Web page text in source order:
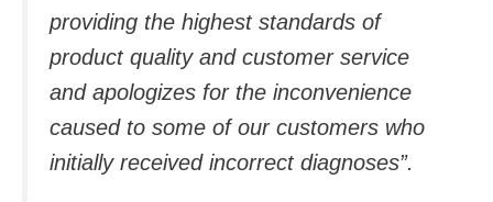
providing the highest standards of
product quality and customer service
and apologizes for the inconvenience
caused to some of our customers who
initially received incorrect diagnoses”.